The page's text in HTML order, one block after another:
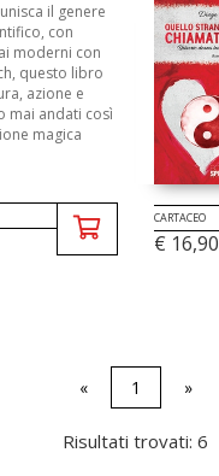
il genere
con
moderni con
questo libro
azione e
mai andati così
magica
CARTACEO
€ 16,90
« 1 »
Risultati trovati: 6